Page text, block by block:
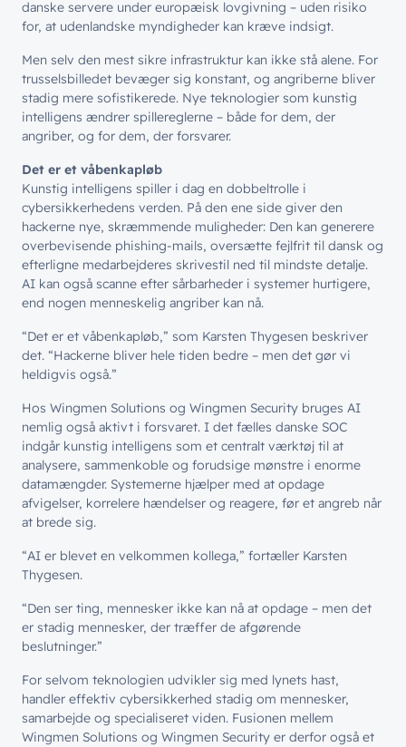
Hvad vi gør
Hvem vi er
Cases
Offentlige organisationer
Bliv inspireret
Netværk
Sikkerhed
Cloud & AI
Splunk
Møderum
Kontaktcenter
// SERVICES
Managed Services
Managed Security
Automatisering
Customer Experience
// HVEM VI ER
Om wingmen
Job & Karriere
Bæredygtighed
// PART OF WINGMEN
Bliv en del afteamet!
Ledige stillinger
Nyheder & presse
Vidensdeling
Events
Webinarer
Wingmen Community
Skriv dig op og få alle nyheder
Skriv dig op
danske servere under europæisk lovgivning – uden risiko
for, at udenlandske myndigheder kan kræve indsigt.
Men selv den mest sikre infrastruktur kan ikke stå alene. For
trusselsbilledet bevæger sig konstant, og angriberne bliver
stadig mere sofistikerede. Nye teknologier som kunstig
intelligens ændrer spillereglerne – både for dem, der
angriber, og for dem, der forsvarer.
Det er et våbenkapløb
Kunstig intelligens spiller i dag en dobbeltrolle i
cybersikkerhedens verden. På den ene side giver den
hackerne nye, skræmmende muligheder: Den kan generere
overbevisende phishing-mails, oversætte fejlfrit til dansk og
efterligne medarbejderes skrivestil ned til mindste detalje.
AI kan også scanne efter sårbarheder i systemer hurtigere,
end nogen menneskelig angriber kan nå.
“Det er et våbenkapløb,” som Karsten Thygesen beskriver
det. “Hackerne bliver hele tiden bedre – men det gør vi
heldigvis også.”
Hos Wingmen Solutions og Wingmen Security bruges AI
nemlig også aktivt i forsvaret. I det fælles danske SOC
indgår kunstig intelligens som et centralt værktøj til at
analysere, sammenkoble og forudsige mønstre i enorme
datamængder. Systemerne hjælper med at opdage
afvigelser, korrelere hændelser og reagere, før et angreb når
at brede sig.
“AI er blevet en velkommen kollega,” fortæller Karsten
Thygesen.
“Den ser ting, mennesker ikke kan nå at opdage – men det
er stadig mennesker, der træffer de afgørende
beslutninger.”
For selvom teknologien udvikler sig med lynets hast,
handler effektiv cybersikkerhed stadig om mennesker,
samarbejde og specialiseret viden. Fusionen mellem
Wingmen Solutions og Wingmen Security er derfor også et